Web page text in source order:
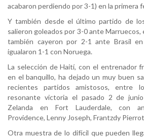
acabaron perdiendo por 3-1) en la primera
Y también desde el último partido de
salieron goleados por 3-0 ante Marruecos,
también cayeron por 2-1 ante Brasil
igualaron 1-1 con Noruega.
La selección de Haití, con el entrenador
en el banquillo, ha dejado un muy buen
recientes partidos amistosos, entre
resonante victoria el pasado 2 de
Zelanda en Fort Lauderdale, con
Providence, Lenny Joseph, Frantzdy
Otra muestra de lo difícil que pueden